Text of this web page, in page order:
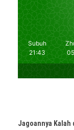
Jagoannya